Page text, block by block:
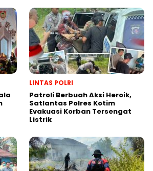
LINTAS POLRI
Patroli Berbuah Aksi Heroik,
Satlantas Polres Kotim
Evakuasi Korban Tersengat
Listrik